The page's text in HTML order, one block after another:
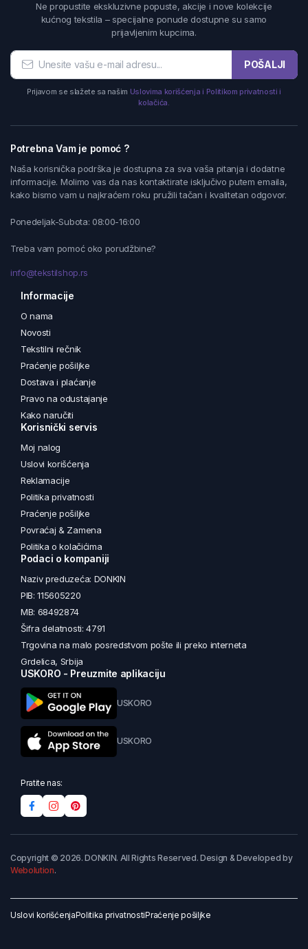
Ne propustite ekskluzivne popuste, akcije i nove kolekcije
kućnog tekstila – specijalne ponude dostupne su samo
prijavljenim kupcima.
POŠALJI
Prijavom se slažete sa našim Uslovima korišćenja i Politikom privatnosti i
kolačića.
Potrebna Vam je pomoć ?
Naša korisnička podrška je dostupna za sva vaša pitanja i dodatne
informacije. Molimo vas da nas kontaktirate isključivo putem emaila,
kako bismo vam u najkraćem roku pružili tačan i kvalitetan odgovor.
Ponedeljak-Subota: 08:00-16:00
Treba vam pomoć oko porudžbine?
info@tekstilshop.rs
Informacije
O nama
Novosti
Tekstilni rečnik
Praćenje pošiljke
Dostava i plaćanje
Pravo na odustajanje
Kako naručiti
Korisnički servis
Moj nalog
Uslovi korišćenja
Reklamacije
Politika privatnosti
Praćenje pošiljke
Povraćaj & Zamena
Politika o kolačićima
Podaci o kompaniji
Naziv preduzeća: DONKIN
PIB: 115605220
MB: 68492874
Šifra delatnosti: 4791
Trgovina na malo posredstvom pošte ili preko interneta
Grdelica, Srbija
USKORO - Preuzmite aplikaciju
USKORO
USKORO
Pratite nas:
Copyright © 2026. DONKIN. All Rights Reserved. Design & Developed by
Webolution.
Uslovi korišćenjaPolitika privatnostiPraćenje pošiljke